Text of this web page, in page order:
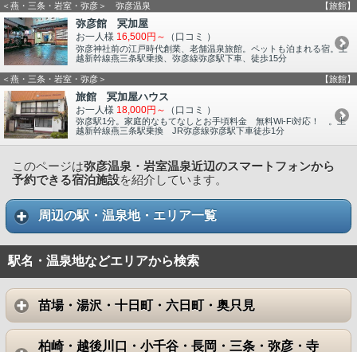
＜燕・三条・岩室・弥彦＞ 弥彦温泉 【旅館】
弥彦館 冥加屋
お一人様 16,500円～ （口コミ ）
弥彦神社前の江戸時代創業、老舗温泉旅館。ペットも泊まれる宿。上
越新幹線燕三条駅乗換、弥彦線弥彦駅下車、徒歩15分
＜燕・三条・岩室・弥彦＞ 【旅館】
旅館 冥加屋ハウス
お一人様 18,000円～ （口コミ ）
弥彦駅1分。家庭的なもてなしとお手頃料金 無料Wi-Fi対応！ 。上
越新幹線燕三条駅乗換 JR弥彦線弥彦駅下車徒歩1分
このページは弥彦温泉・岩室温泉近辺のスマートフォンから
予約できる宿泊施設を紹介しています。
周辺の駅・温泉地・エリア一覧
駅名・温泉地などエリアから検索
苗場・湯沢・十日町・六日町・奥只見
柏崎・越後川口・小千谷・長岡・三条・弥彦・寺